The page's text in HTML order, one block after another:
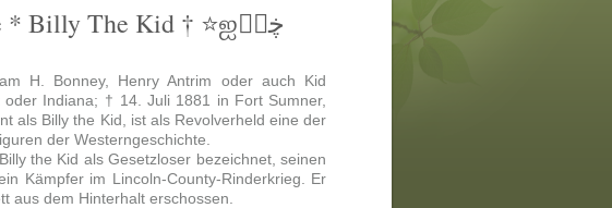
ڿڰۣஐ⭐️† Legende * Billy The Kid † ⭐️ஐڿڰۣ
H. Bonney, Henry Antrim oder auch Kid
Indiana; † 14. Juli 1881 in Fort Sumner,
als Billy the Kid, ist als Revolverheld eine der
der Westerngeschichte.
the Kid als Gesetzloser bezeichnet, seinen
Kämpfer im Lincoln-County-Rinderkrieg. Er
aus dem Hinterhalt erschossen.